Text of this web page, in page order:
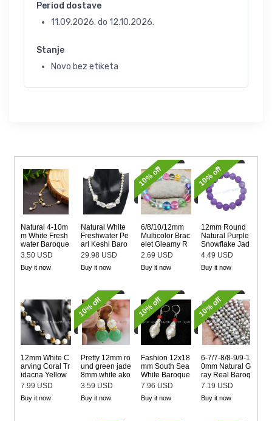
Period dostave
11.09.2026. do 12.10.2026.
Stanje
Novo bez etiketa